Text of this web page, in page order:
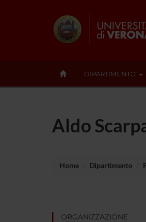
DIPARTIMENTO
Aldo
Home Dipartimento
ORGANIZZAZIONE